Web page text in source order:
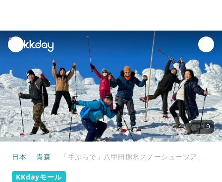
unread
notifications
9
日本 青森
KKdayモール